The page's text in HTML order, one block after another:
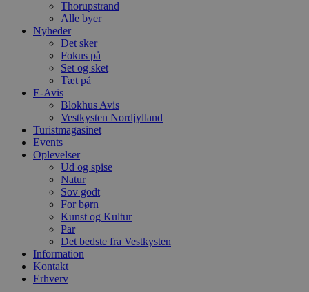
Thorupstrand
Alle byer
Nyheder
Det sker
Fokus på
Set og sket
Tæt på
E-Avis
Blokhus Avis
Vestkysten Nordjylland
Turistmagasinet
Events
Oplevelser
Ud og spise
Natur
Sov godt
For børn
Kunst og Kultur
Par
Det bedste fra Vestkysten
Information
Kontakt
Erhverv